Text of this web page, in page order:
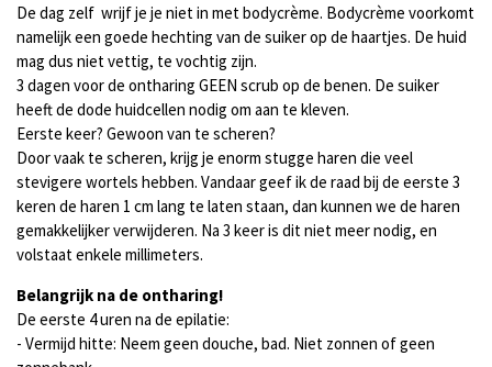
De dag zelf wrijf je je niet in met bodycrème. Bodycrème voorkomt
namelijk een goede hechting van de suiker op de haartjes. De huid
mag dus niet vettig, te vochtig zijn.
3 dagen voor de ontharing GEEN scrub op de benen. De suiker
heeft de dode huidcellen nodig om aan te kleven.
Eerste keer? Gewoon van te scheren?
Door vaak te scheren, krijg je enorm stugge haren die veel
stevigere wortels hebben. Vandaar geef ik de raad bij de eerste 3
keren de haren 1 cm lang te laten staan, dan kunnen we de haren
gemakkelijker verwijderen. Na 3 keer is dit niet meer nodig, en
volstaat enkele millimeters.
Belangrijk na de ontharing!
De eerste 4 uren na de epilatie:
- Vermijd hitte: Neem geen douche, bad. Niet zonnen of geen